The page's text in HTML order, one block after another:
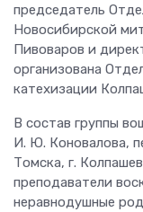
председатель
Новосибирской
Пивоваров и
организована
катехизации
В состав группы
И. Ю. Коновалова,
Томска, г.
преподаватели
неравнодушные